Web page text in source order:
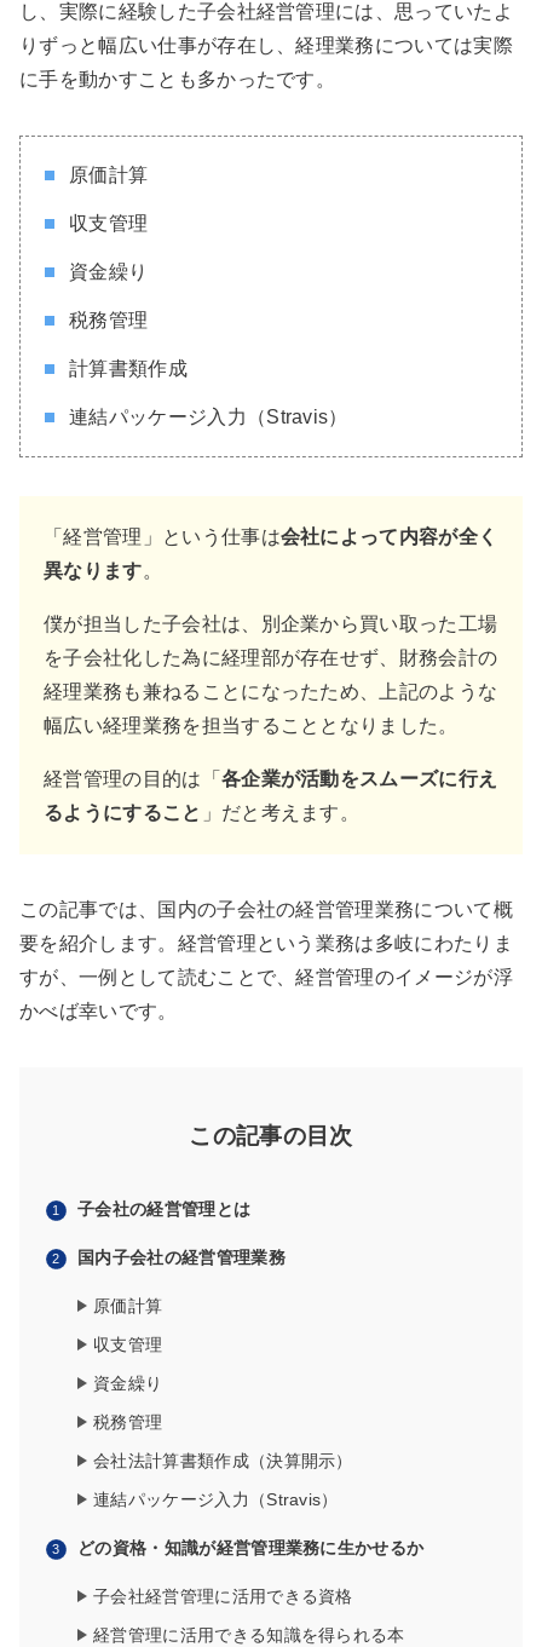
し、実際に経験した子会社経営管理には、思っていたよ
りずっと幅広い仕事が存在し、経理業務については実際
に手を動かすことも多かったです。
原価計算
収支管理
資金繰り
税務管理
計算書類作成
連結パッケージ入力（Stravis）
「経営管理」という仕事は会社によって内容が全く
異なります。
僕が担当した子会社は、別企業から買い取った工場
を子会社化した為に経理部が存在せず、財務会計の
経理業務も兼ねることになったため、上記のような
幅広い経理業務を担当することとなりました。
経営管理の目的は「 各企業が活動をスムーズに行え
るようにすること 」だと考えます。
この記事では、国内の子会社の経営管理業務について概
要を紹介します。経営管理という業務は多岐にわたりま
すが、一例として読むことで、経営管理のイメージが浮
かべば幸いです。
この記事の目次
子会社の経営管理とは
国内子会社の経営管理業務
原価計算
収支管理
資金繰り
税務管理
会社法計算書類作成（決算開示）
連結パッケージ入力（Stravis）
どの資格・知識が経営管理業務に生かせるか
子会社経営管理に活用できる資格
経営管理に活用できる知識を得られる本